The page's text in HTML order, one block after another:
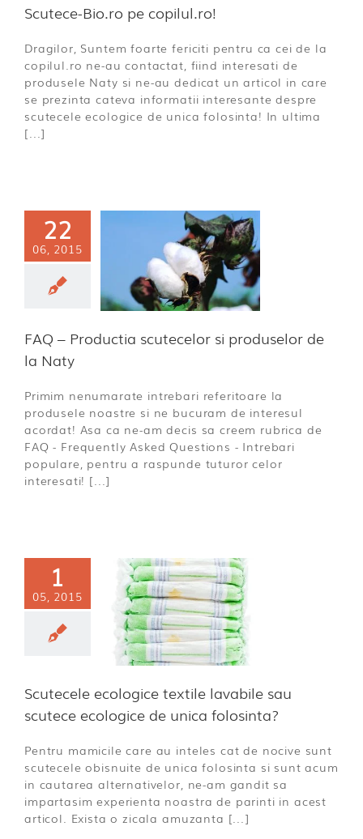
Scutece-Bio.ro pe copilul.ro!
Dragilor, Suntem foarte fericiti pentru ca cei de la
copilul.ro ne-au contactat, fiind interesati de
produsele Naty si ne-au dedicat un articol in care
se prezinta cateva informatii interesante despre
scutecele ecologice de unica folosinta! In ultima
[...]
22
06, 2015
Productia
si
de la
FAQ – Productia scutecelor si produselor de
la Naty
Primim nenumarate intrebari referitoare la
produsele noastre si ne bucuram de interesul
acordat! Asa ca ne-am decis sa creem rubrica de
FAQ - Frequently Asked Questions - Intrebari
populare, pentru a raspunde tuturor celor
interesati! [...]
1
05, 2015
textile
sau
incepatoare
Scutecele ecologice textile lavabile sau
scutece ecologice de unica folosinta?
Pentru mamicile care au inteles cat de nocive sunt
scutecele obisnuite de unica folosinta si sunt acum
in cautarea alternativelor, ne-am gandit sa
impartasim experienta noastra de parinti in acest
articol. Exista o zicala amuzanta [...]